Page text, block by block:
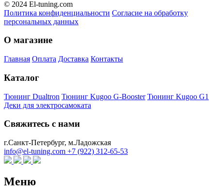
© 2024 El-tuning.com
Политика конфиденциальности Согласие на обработку
персональных данных
О магазине
Главная Оплата Доставка Контакты
Каталог
Тюнинг Dualtron Тюнинг Kugoo G-Booster Тюнинг Kugoo G1
Деки для электросамоката
Свяжитесь с нами
г.Санкт-Петербург, м.Ладожская
info@el-tuning.com +7 (922) 312-65-53
Меню